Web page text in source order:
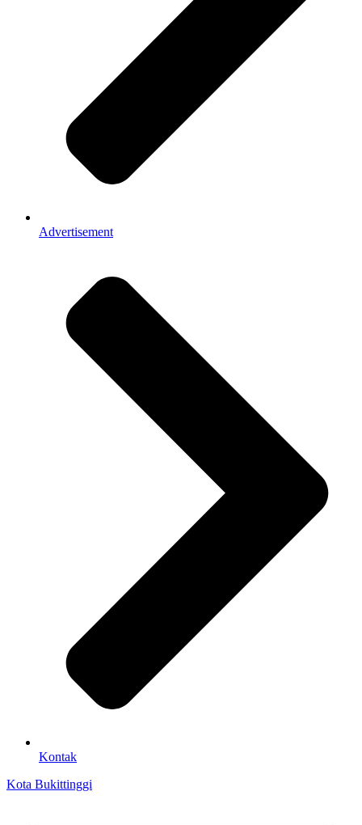
Advertisement
Kontak
Kota Bukittinggi